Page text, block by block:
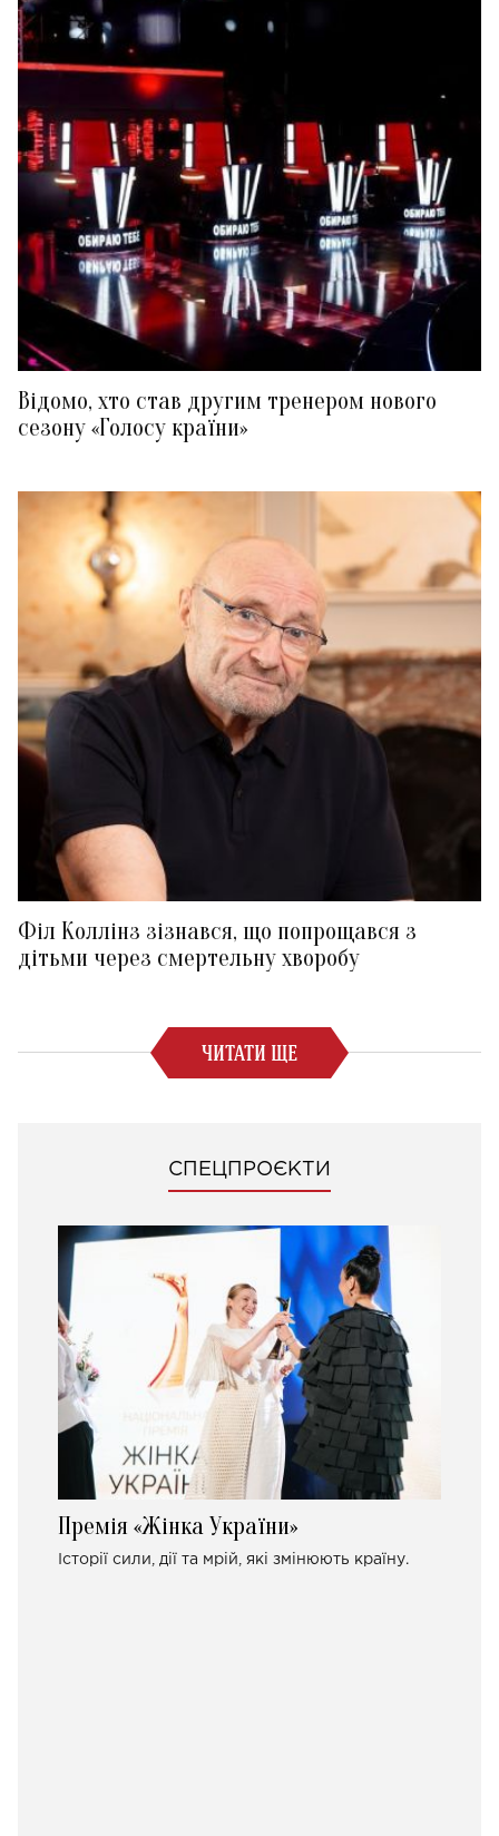
Відомо, хто став другим тренером нового
сезону «Голосу країни»
Філ Коллінз зізнався, що попрощався з
дітьми через смертельну хворобу
ЧИТАТИ ЩЕ
СПЕЦПРОЄКТИ
Премія «Жінка України»
Історії сили, дії та мрій, які змінюють країну.